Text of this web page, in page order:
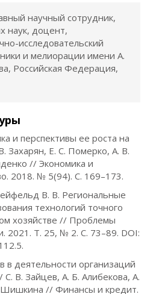
научный сотрудник,
наук, доцент,
исследовательский
и мелиорации имени А.
Российская Федерация,
и перспективы ее роста на
Захарян, Е. С. Померко, А. В.
// Экономика и
2018. № 5(94). С. 169–173.
В. В. Региональные
технологий точного
хозяйстве // Проблемы
2021. Т. 25, № 2. С. 73–89. DOI:
в деятельности организаций
С. В. Зайцев, А. Б. Алибекова, А.
Шишкина // Финансы и кредит.